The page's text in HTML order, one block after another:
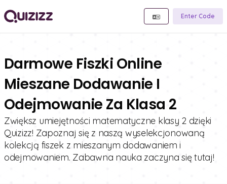
Enter Code
Darmowe Fiszki Online
Mieszane Dodawanie I
Odejmowanie Za Klasa 2
Zwiększ umiejętności matematyczne klasy 2 dzięki
Quizizz! Zapoznaj się z naszą wyselekcjonowaną
kolekcją fiszek z mieszanym dodawaniem i
odejmowaniem. Zabawna nauka zaczyna się tutaj!